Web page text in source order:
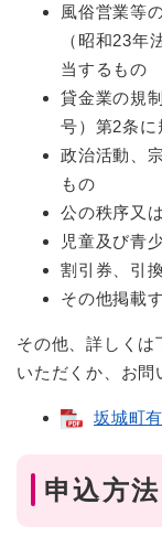
風俗営業等
（昭和23年
当するもの
貸金業の規
号）第2条
政治活動、
もの
公の秩序又
児童及び青
割引券、引
その他掲載
その他、詳しくは
いただくか、お問
坂城町
申込方法